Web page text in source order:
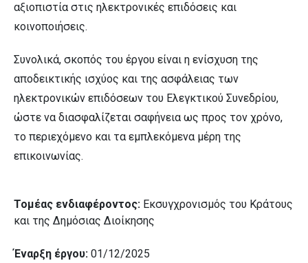
αξιοπιστία στις ηλεκτρονικές επιδόσεις και
κοινοποιήσεις.
Συνολικά, σκοπός του έργου είναι η ενίσχυση της
αποδεικτικής ισχύος και της ασφάλειας των
ηλεκτρονικών επιδόσεων του Ελεγκτικού Συνεδρίου,
ώστε να διασφαλίζεται σαφήνεια ως προς τον χρόνο,
το περιεχόμενο και τα εμπλεκόμενα μέρη της
επικοινωνίας.
Τομέας ενδιαφέροντος: Εκσυγχρονισμός του Κράτους
και της Δημόσιας Διοίκησης
Έναρξη έργου: 01/12/2025